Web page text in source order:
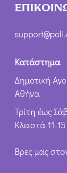
Κατάστημα
Δημοτική
Αθήνα
Τρίτη έως
Κλειστά 11-
Βρες μας